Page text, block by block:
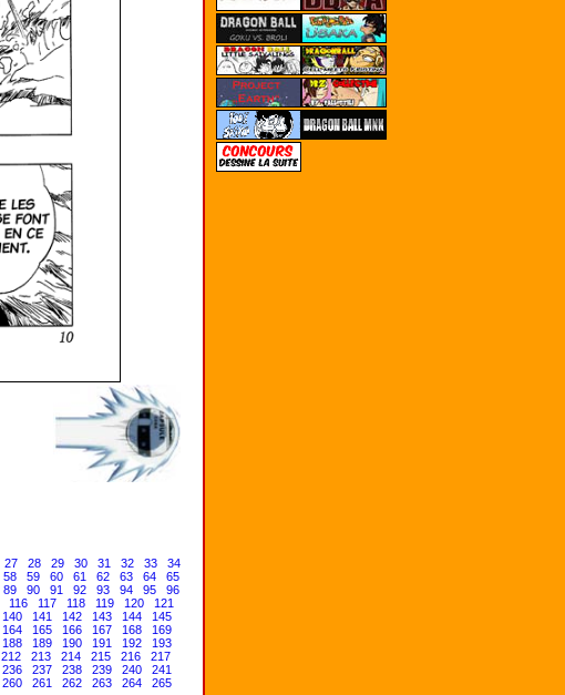
27 28 29 30 31 32 33
34
58 59 60 61 62 63 64
65
89 90 91 92 93 94 95
96
116 117 118 119 120
121
140 141 142 143 144
145
164 165 166 167 168
169
188 189 190 191 192
193
212 213 214 215 216
217
236 237 238 239 240
241
260 261 262 263 264 265